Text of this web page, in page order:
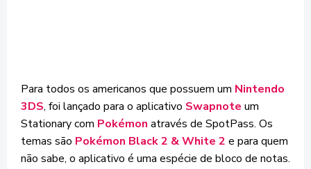
Para todos os americanos que possuem um Nintendo
3DS, foi lançado para o aplicativo Swapnote um
Stationary com Pokémon através de SpotPass. Os
temas são Pokémon Black 2 & White 2 e para quem
não sabe, o aplicativo é uma espécie de bloco de notas.